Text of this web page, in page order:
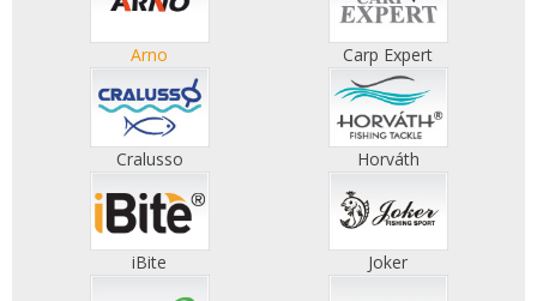
Arno Carp Expert
Cralusso Horváth
iBite Joker